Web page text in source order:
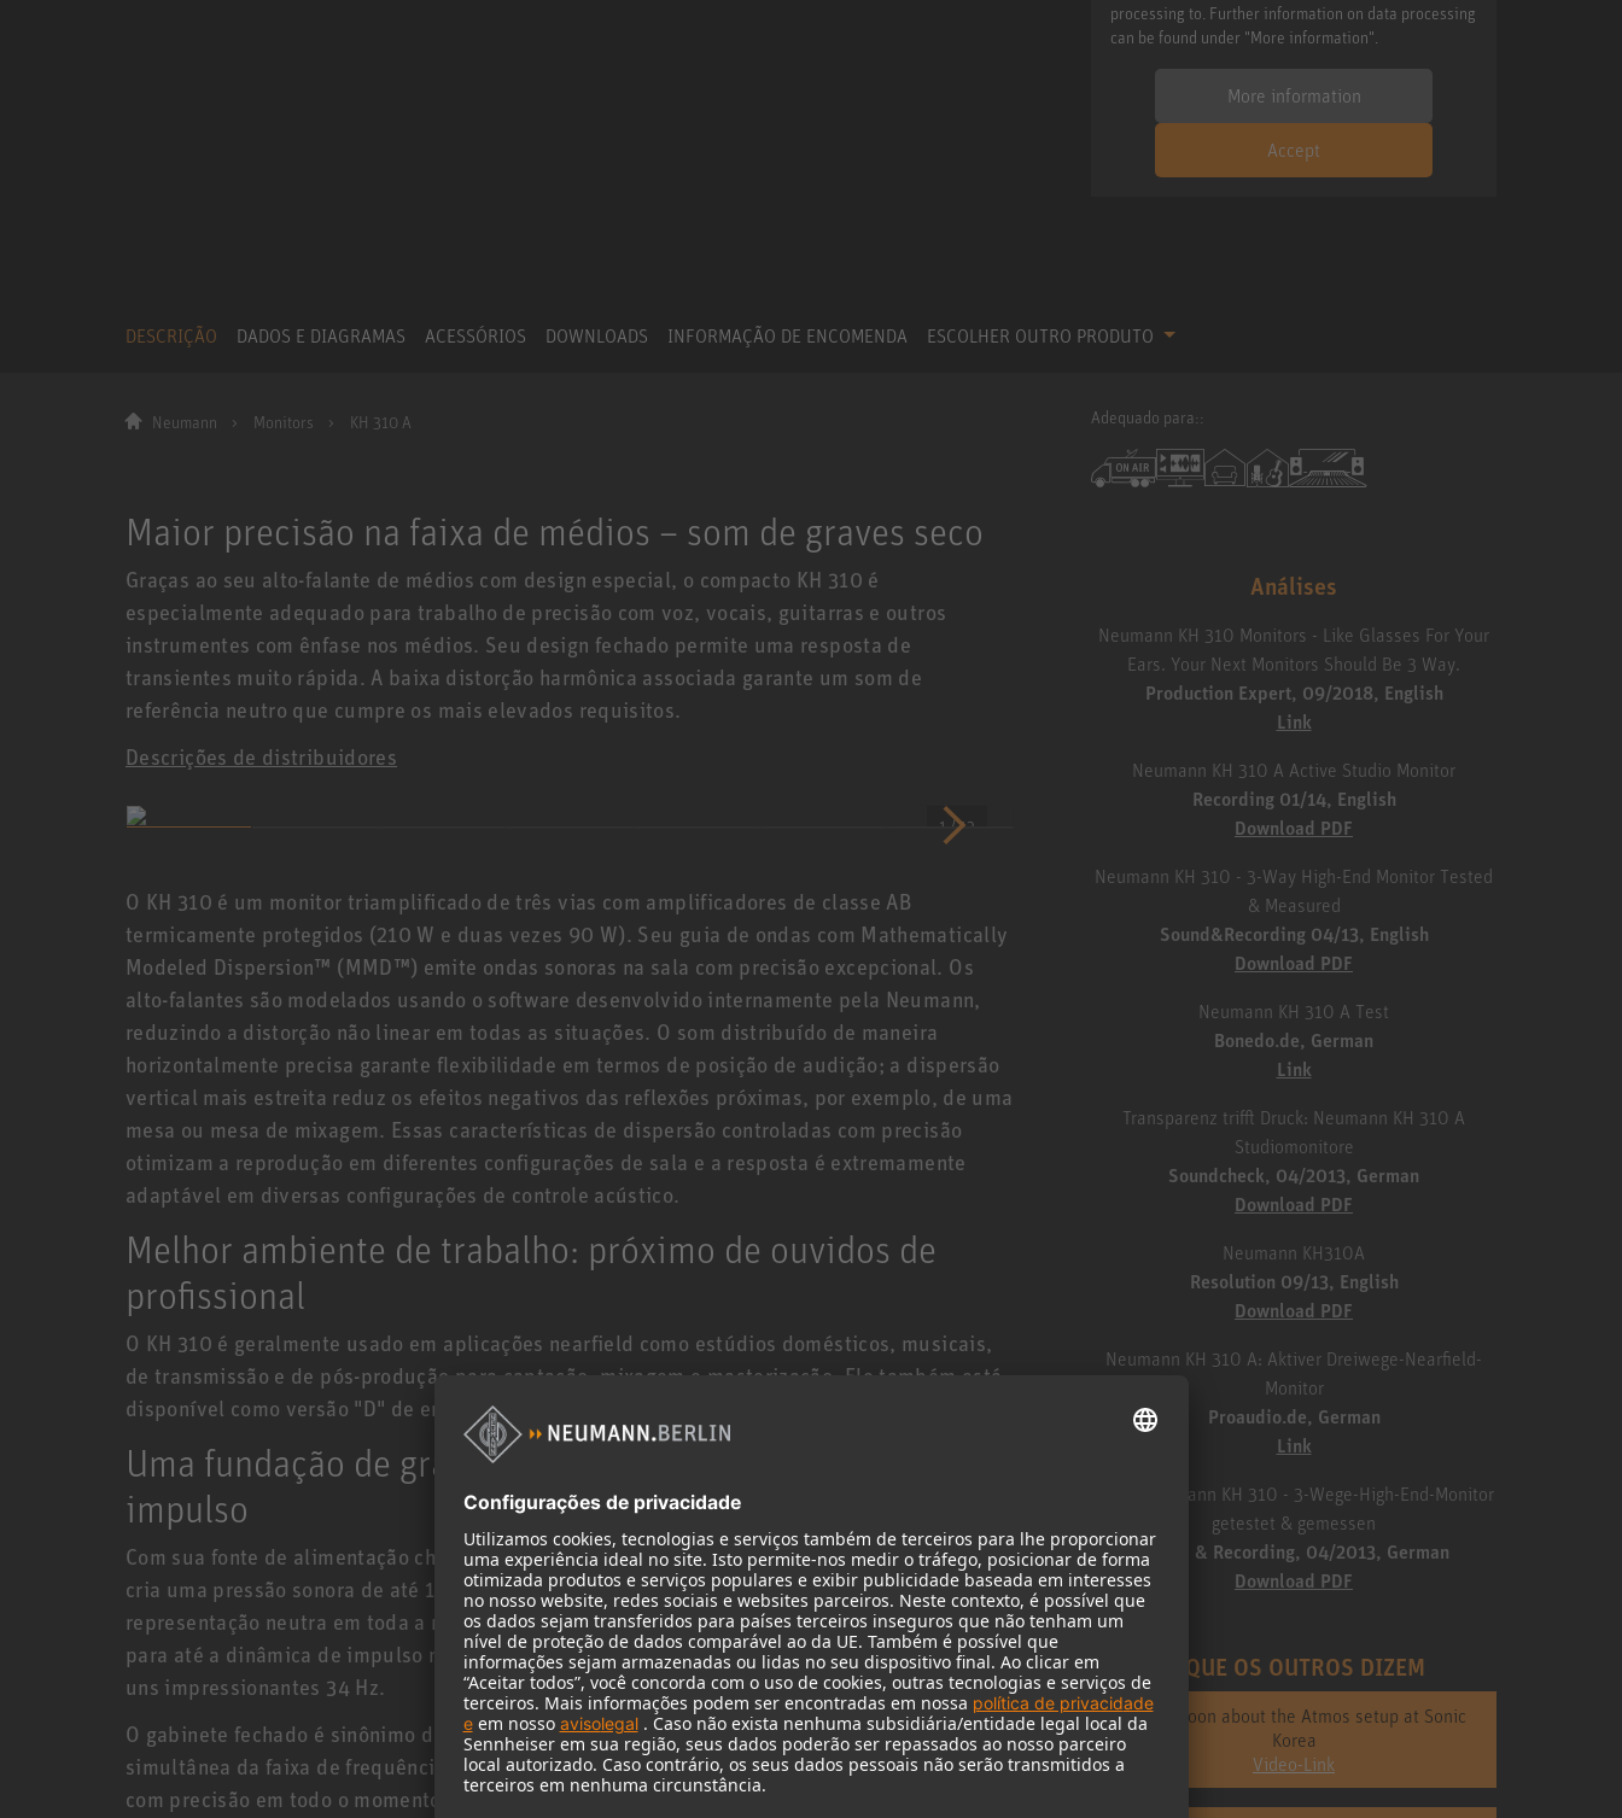
processing to. Further information on data processing
can be found under "More information".
More information
Accept
DESCRIÇÃO DADOS E DIAGRAMAS ACESSÓRIOS DOWNLOADS INFORMAÇÃO DE ENCOMENDA ESCOLHER OUTRO PRODUTO
Neumann Monitors KH 310 A
Maior precisão na faixa de médios – som de graves seco
Graças ao seu alto-falante de médios com design especial, o compacto KH 310 é
especialmente adequado para trabalho de precisão com voz, vocais, guitarras e outros
instrumentes com ênfase nos médios. Seu design fechado permite uma resposta de
transientes muito rápida. A baixa distorção harmônica associada garante um som de
referência neutro que cumpre os mais elevados requisitos.
Descrições de distribuidores
1 / 12
O KH 310 é um monitor triamplificado de três vias com amplificadores de classe AB
termicamente protegidos (210 W e duas vezes 90 W). Seu guia de ondas com Mathematically
Modeled Dispersion™ (MMD™) emite ondas sonoras na sala com precisão excepcional. Os
alto-falantes são modelados usando o software desenvolvido internamente pela Neumann,
reduzindo a distorção não linear em todas as situações. O som distribuído de maneira
horizontalmente precisa garante flexibilidade em termos de posição de audição; a dispersão
vertical mais estreita reduz os efeitos negativos das reflexões próximas, por exemplo, de uma
mesa ou mesa de mixagem. Essas características de dispersão controladas com precisão
otimizam a reprodução em diferentes configurações de sala e a resposta é extremamente
adaptável em diversas configurações de controle acústico.
Melhor ambiente de trabalho: próximo de ouvidos de
profissional
O KH 310 é geralmente usado em aplicações nearfield como estúdios domésticos, musicais,
de transmissão e de pós-produção para captação, mixagem e masterização. Ele também está
disponível como versão "D" de entrada digital.
Uma fundação de graves sólida e elevada fidelidade de
impulso
Com sua fonte de alimentação chaveada poderosa e amplificadores de três canais, o KH 310
cria uma pressão sonora de até 116,3 dB, conservando, no entanto, uma alta resolução e uma
representação neutra em toda a resposta em frequência. Isso providencia energia suficiente
para até a dinâmica de impulso mais exigente, sem distorção nem perdas. Os graves atingem
uns impressionantes 34 Hz.
O gabinete fechado é sinônimo de baixo group delay. Isso resulta em uma reprodução
simultânea da faixa de frequência quase completa; a resposta de transientes é controlada
com precisão em todo o momento.
Adequado para::
Análises
Neumann KH 310 Monitors - Like Glasses For Your
Ears. Your Next Monitors Should Be 3 Way.
Production Expert, 09/2018, English
Link
Neumann KH 310 A Active Studio Monitor
Recording 01/14, English
Download PDF
Neumann KH 310 - 3-Way High-End Monitor Tested
& Measured
Sound&Recording 04/13, English
Download PDF
Neumann KH 310 A Test
Bonedo.de, German
Link
Transparenz trifft Druck: Neumann KH 310 A
Studiomonitore
Soundcheck, 04/2013, German
Download PDF
Neumann KH310A
Resolution 09/13, English
Download PDF
Neumann KH 310 A: Aktiver Dreiwege-Nearfield-
Monitor
Proaudio.de, German
Link
TEST: Neumann KH 310 - 3-Wege-High-End-Monitor
getestet & gemessen
Sound & Recording, 04/2013, German
Download PDF
O QUE OS OUTROS DIZEM
Cheon Hoon about the Atmos setup at Sonic
Korea
Video-Link